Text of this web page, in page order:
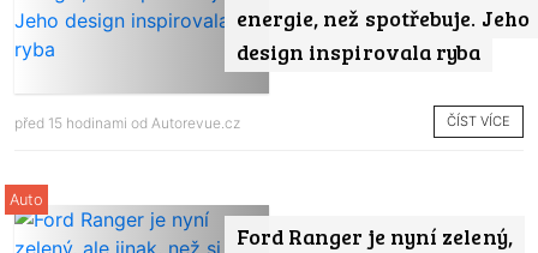
energie, než spotřebuje. Jeho
design inspirovala ryba
před 15 hodinami od Autorevue.cz ČÍST VÍCE
Ford Ranger je nyní zelený,
Auto